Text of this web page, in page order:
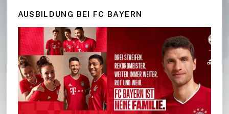
AUSBILDUNG BEI FC BAYERN